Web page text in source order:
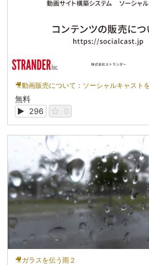
🎥動画販売について：ソーシャルキャスト
無料
296
0
🎥ガラスを伝う雨２